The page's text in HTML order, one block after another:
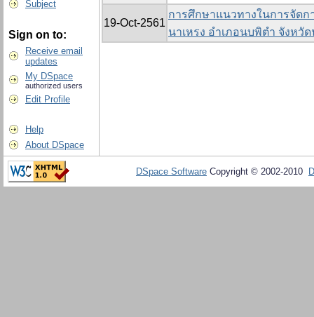
Subject
Sign on to:
Receive email
updates
My DSpace
authorized users
Edit Profile
Help
About DSpace
19-Oct-2561
การศึกษาแนวทางในการจัด
นาเหรง อำเภอนบพิตำ จังหวั
DSpace Software Copyright © 2002-2010